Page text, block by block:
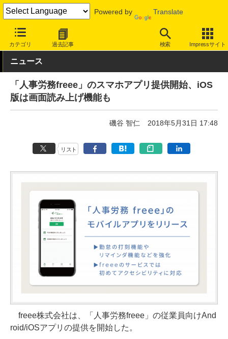
Powered by Translate
カテゴリ 過去記事 検索 Impressサイト
INTERNET Watch サービス/ソフト ソフトウェア 会計・業務
ニュース
「人事労務freee」のスマホアプリ提供開始、iOS
版は画面読み上げ機能も
磯谷 智仁 2018年5月31日 17:48
リスト
freee株式会社は、「人事労務freee」の従業員向けAnd
roid/iOSアプリの提供を開始した。